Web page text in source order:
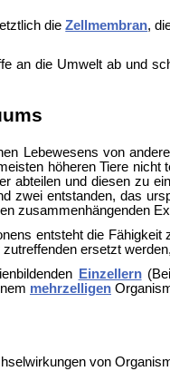
dieZellmembran,
an die Umwelt ab und
Lebewesens von
höheren Tiere
abteilen und diesen zu
zwei entstanden, das
zusammenhängenden
entsteht die
ersetzt
Einzellern
mehrzelligen
von